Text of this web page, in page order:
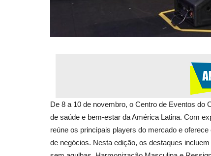
De 8 a 10 de novembro, o Centro de Eventos do
de saúde e bem-estar da América Latina. Com
reúne os principais players do mercado e
de negócios. Nesta edição, os destaques